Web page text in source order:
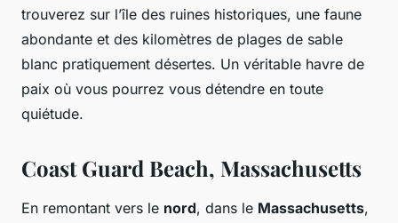
trouverez sur l’île des ruines historiques, une faune
abondante et des kilomètres de plages de sable
blanc pratiquement désertes. Un véritable havre de
paix où vous pourrez vous détendre en toute
quiétude.
Coast Guard Beach, Massachusetts
En remontant vers le nord, dans le Massachusetts,